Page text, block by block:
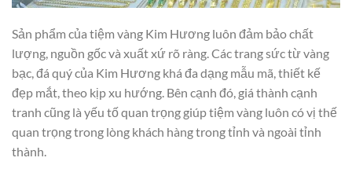
Sản phẩm của tiệm vàng Kim Hương luôn đảm bảo chất
lượng, nguồn gốc và xuất xứ rõ ràng. Các trang sức từ vàng
bạc, đá quý của Kim Hương khá đa dạng mẫu mã, thiết kế
đẹp mắt, theo kịp xu hướng. Bên cạnh đó, giá thành cạnh
tranh cũng là yếu tố quan trọng giúp tiệm vàng luôn có vị thế
quan trọng trong lòng khách hàng trong tỉnh và ngoài tỉnh
thành.